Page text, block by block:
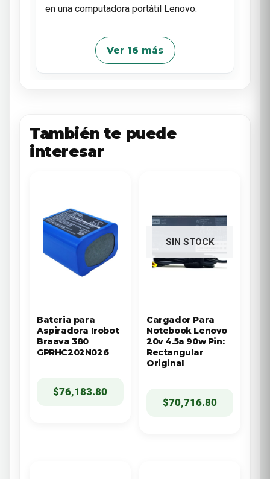
en una computadora portátil Lenovo:
Ver 16 más
También te puede
interesar
Bateria para
Aspiradora Irobot
Braava 380
GPRHC202N026
$76,183.80
SIN STOCK
Cargador Para
Notebook Lenovo
20v 4.5a 90w Pin:
Rectangular
Original
$70,716.80